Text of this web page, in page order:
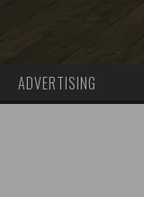
ADVERTISING